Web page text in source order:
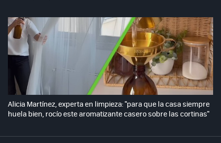
Alicia Martínez, experta en limpieza: "para que la casa siempre
huela bien, rocío este aromatizante casero sobre las cortinas"